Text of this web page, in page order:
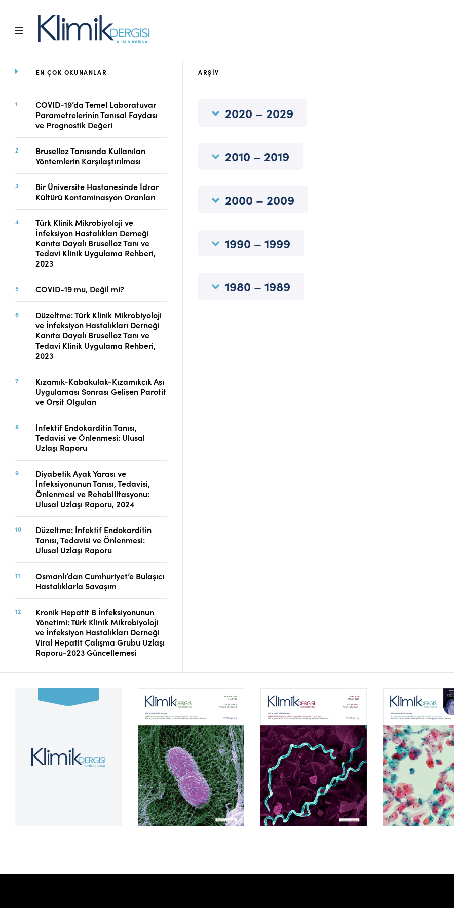
Ana Sayfa
Amaç ve Kapsam
Açık Erişim İlkesi
Yayın Kurulu
Editoryal Süreç
Danışmanlık Süreci
Yazarlara Bilgi
Online Makale
Gönderimi
Dizinler
Telif Hakları
İletişim
FACEBOOK TWITTER
EN ÇOK OKUNANLAR
COVID-19’da Temel Laboratuvar
Parametrelerinin Tanısal Faydası
ve Prognostik Değeri
Bruselloz Tanısında Kullanılan
Yöntemlerin Karşılaştırılması
Bir Üniversite Hastanesinde İdrar
Kültürü Kontaminasyon Oranları
Türk Klinik Mikrobiyoloji ve
İnfeksiyon Hastalıkları Derneği
Kanıta Dayalı Bruselloz Tanı ve
Tedavi Klinik Uygulama Rehberi,
2023
COVID-19 mu, Değil mi?
Düzeltme: Türk Klinik Mikrobiyoloji
ve İnfeksiyon Hastalıkları Derneği
Kanıta Dayalı Bruselloz Tanı ve
Tedavi Klinik Uygulama Rehberi,
2023
Kızamık-Kabakulak-Kızamıkçık Aşı
Uygulaması Sonrası Gelişen Parotit
ve Orşit Olguları
İnfektif Endokarditin Tanısı,
Tedavisi ve Önlenmesi: Ulusal
Uzlaşı Raporu
Diyabetik Ayak Yarası ve
İnfeksiyonunun Tanısı, Tedavisi,
Önlenmesi ve Rehabilitasyonu:
Ulusal Uzlaşı Raporu, 2024
Düzeltme: İnfektif Endokarditin
Tanısı, Tedavisi ve Önlenmesi:
Ulusal Uzlaşı Raporu
Osmanlı’dan Cumhuriyet’e Bulaşıcı
Hastalıklarla Savaşım
Kronik Hepatit B İnfeksiyonunun
Yönetimi: Türk Klinik Mikrobiyoloji
ve İnfeksiyon Hastalıkları Derneği
Viral Hepatit Çalışma Grubu Uzlaşı
Raporu-2023 Güncellemesi
ARŞIV
2020 – 2029
2010 – 2019
2000 – 2009
1990 – 1999
1980 – 1989
Cilt 39, Sayı 2 Cilt 39, Sayı 1 Cilt 38,